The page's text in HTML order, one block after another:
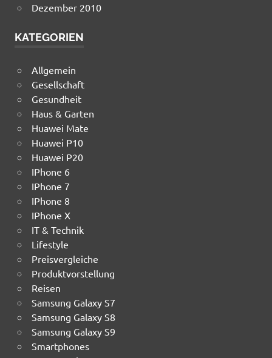
Dezember 2010
KATEGORIEN
Allgemein
Gesellschaft
Gesundheit
Haus & Garten
Huawei Mate
Huawei P10
Huawei P20
IPhone 6
IPhone 7
IPhone 8
IPhone X
IT & Technik
Lifestyle
Preisvergleiche
Produktvorstellung
Reisen
Samsung Galaxy S7
Samsung Galaxy S8
Samsung Galaxy S9
Smartphones